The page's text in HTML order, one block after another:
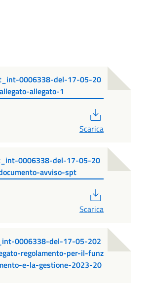
0006338-del-17-05-20
allegato-1
Scarica
0006338-del-17-05-20
avviso-spt
Scarica
0006338-del-17-05-202
regolamento-per-il-funz
e-la-gestione-2023-20